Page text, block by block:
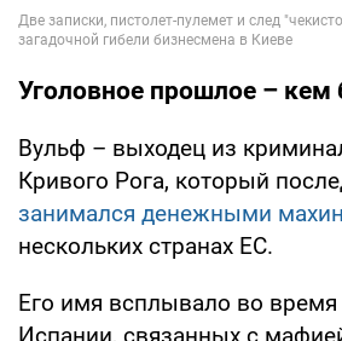
Уголовное прошлое –
Вульф – выходец из
Кривого Рога, который
занимался денежными
нескольких странах ЕС.
Его имя всплывало во время
Испании, связанных с